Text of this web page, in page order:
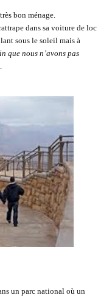
bon ménage.
dans sa voiture de loc
sous le soleil mais à
que nous n’avons pas
un parc national où un